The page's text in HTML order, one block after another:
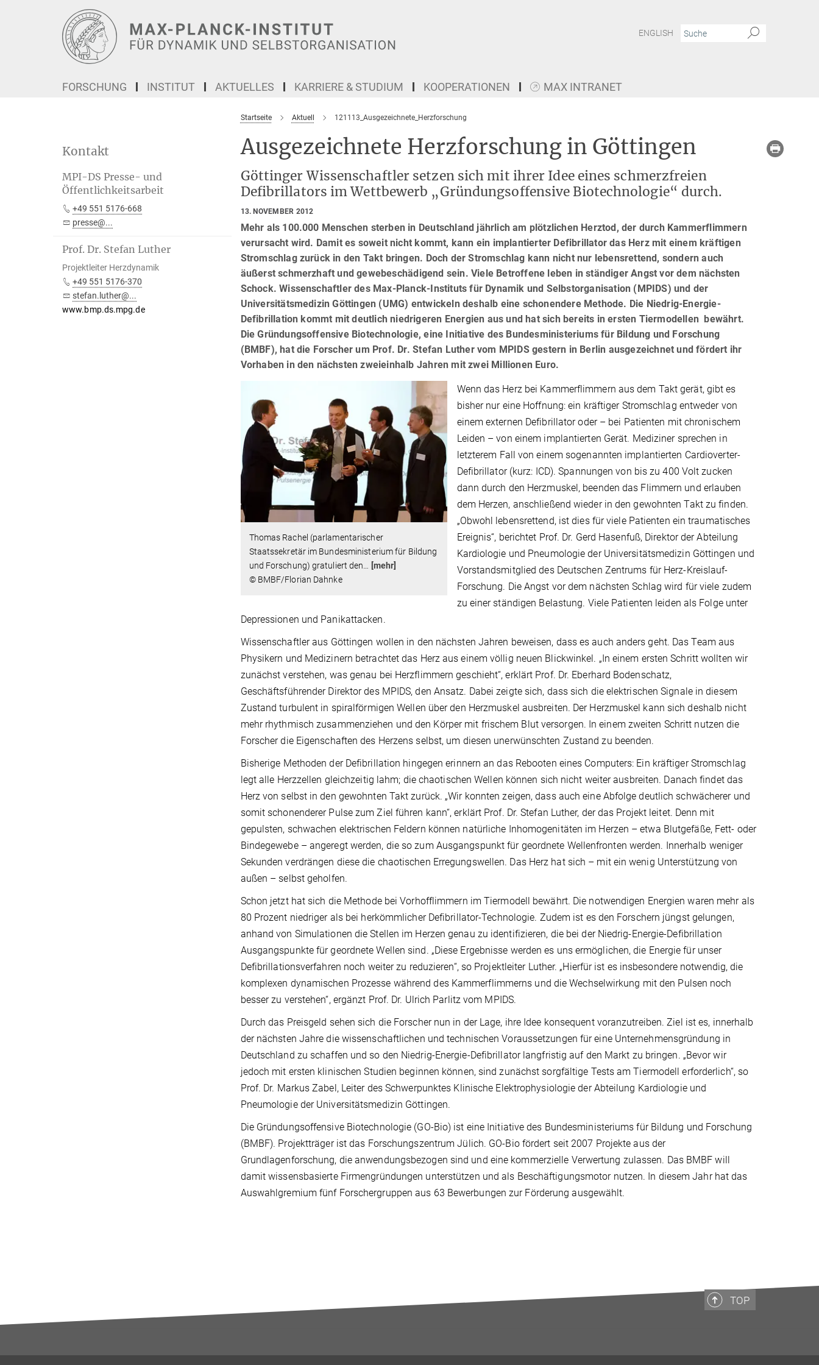
ENGLISH
FORSCHUNG INSTITUT AKTUELLES KARRIERE & STUDIUM KOOPERATIONEN MAX INTRANET
Startseite Aktuell 121113_Ausgezeichnete_Herzforschung
Ausgezeichnete Herzforschung in Göttingen
Göttinger Wissenschaftler setzen sich mit ihrer Idee eines schmerzfreien
Defibrillators im Wettbewerb „Gründungsoffensive Biotechnologie“ durch.
13. NOVEMBER 2012
Mehr als 100.000 Menschen sterben in Deutschland jährlich am plötzlichen Herztod, der durch Kammerflimmern
verursacht wird. Damit es soweit nicht kommt, kann ein implantierter Defibrillator das Herz mit einem kräftigen
Stromschlag zurück in den Takt bringen. Doch der Stromschlag kann nicht nur lebensrettend, sondern auch
äußerst schmerzhaft und gewebeschädigend sein. Viele Betroffene leben in ständiger Angst vor dem nächsten
Schock. Wissenschaftler des Max-Planck-Instituts für Dynamik und Selbstorganisation (MPIDS) und der
Universitätsmedizin Göttingen (UMG) entwickeln deshalb eine schonendere Methode. Die Niedrig-Energie-
Defibrillation kommt mit deutlich niedrigeren Energien aus und hat sich bereits in ersten Tiermodellen bewährt.
Die Gründungsoffensive Biotechnologie, eine Initiative des Bundesministeriums für Bildung und Forschung
(BMBF), hat die Forscher um Prof. Dr. Stefan Luther vom MPIDS gestern in Berlin ausgezeichnet und fördert ihr
Vorhaben in den nächsten zweieinhalb Jahren mit zwei Millionen Euro.
Thomas Rachel (parlamentarischer
Staatssekretär im Bundesministerium für Bildung
und Forschung) gratuliert den… [mehr]
© BMBF/Florian Dahnke
Wenn das Herz bei Kammerflimmern aus dem Takt gerät, gibt es
bisher nur eine Hoffnung: ein kräftiger Stromschlag entweder von
einem externen Defibrillator oder – bei Patienten mit chronischem
Leiden – von einem implantierten Gerät. Mediziner sprechen in
letzterem Fall von einem sogenannten implantierten Cardioverter-
Defibrillator (kurz: ICD). Spannungen von bis zu 400 Volt zucken
dann durch den Herzmuskel, beenden das Flimmern und erlauben
dem Herzen, anschließend wieder in den gewohnten Takt zu finden.
„Obwohl lebensrettend, ist dies für viele Patienten ein traumatisches
Ereignis“, berichtet Prof. Dr. Gerd Hasenfuß, Direktor der Abteilung
Kardiologie und Pneumologie der Universitätsmedizin Göttingen und
Vorstandsmitglied des Deutschen Zentrums für Herz-Kreislauf-
Forschung. Die Angst vor dem nächsten Schlag wird für viele zudem
zu einer ständigen Belastung. Viele Patienten leiden als Folge unter
Depressionen und Panikattacken.
Wissenschaftler aus Göttingen wollen in den nächsten Jahren beweisen, dass es auch anders geht. Das Team aus
Physikern und Medizinern betrachtet das Herz aus einem völlig neuen Blickwinkel. „In einem ersten Schritt wollten wir
zunächst verstehen, was genau bei Herzflimmern geschieht“, erklärt Prof. Dr. Eberhard Bodenschatz,
Geschäftsführender Direktor des MPIDS, den Ansatz. Dabei zeigte sich, dass sich die elektrischen Signale in diesem
Zustand turbulent in spiralförmigen Wellen über den Herzmuskel ausbreiten. Der Herzmuskel kann sich deshalb nicht
mehr rhythmisch zusammenziehen und den Körper mit frischem Blut versorgen. In einem zweiten Schritt nutzen die
Forscher die Eigenschaften des Herzens selbst, um diesen unerwünschten Zustand zu beenden.
Bisherige Methoden der Defibrillation hingegen erinnern an das Rebooten eines Computers: Ein kräftiger Stromschlag
legt alle Herzzellen gleichzeitig lahm; die chaotischen Wellen können sich nicht weiter ausbreiten. Danach findet das
Herz von selbst in den gewohnten Takt zurück. „Wir konnten zeigen, dass auch eine Abfolge deutlich schwächerer und
somit schonenderer Pulse zum Ziel führen kann“, erklärt Prof. Dr. Stefan Luther, der das Projekt leitet. Denn mit
gepulsten, schwachen elektrischen Feldern können natürliche Inhomogenitäten im Herzen – etwa Blutgefäße, Fett- oder
Bindegewebe – angeregt werden, die so zum Ausgangspunkt für geordnete Wellenfronten werden. Innerhalb weniger
Sekunden verdrängen diese die chaotischen Erregungswellen. Das Herz hat sich – mit ein wenig Unterstützung von
außen – selbst geholfen.
Schon jetzt hat sich die Methode bei Vorhofflimmern im Tiermodell bewährt. Die notwendigen Energien waren mehr als
80 Prozent niedriger als bei herkömmlicher Defibrillator-Technologie. Zudem ist es den Forschern jüngst gelungen,
anhand von Simulationen die Stellen im Herzen genau zu identifizieren, die bei der Niedrig-Energie-Defibrillation
Ausgangspunkte für geordnete Wellen sind. „Diese Ergebnisse werden es uns ermöglichen, die Energie für unser
Defibrillationsverfahren noch weiter zu reduzieren“, so Projektleiter Luther. „Hierfür ist es insbesondere notwendig, die
komplexen dynamischen Prozesse während des Kammerflimmerns und die Wechselwirkung mit den Pulsen noch
besser zu verstehen“, ergänzt Prof. Dr. Ulrich Parlitz vom MPIDS.
Durch das Preisgeld sehen sich die Forscher nun in der Lage, ihre Idee konsequent voranzutreiben. Ziel ist es, innerhalb
der nächsten Jahre die wissenschaftlichen und technischen Voraussetzungen für eine Unternehmensgründung in
Deutschland zu schaffen und so den Niedrig-Energie-Defibrillator langfristig auf den Markt zu bringen. „Bevor wir
jedoch mit ersten klinischen Studien beginnen können, sind zunächst sorgfältige Tests am Tiermodell erforderlich“, so
Prof. Dr. Markus Zabel, Leiter des Schwerpunktes Klinische Elektrophysiologie der Abteilung Kardiologie und
Pneumologie der Universitätsmedizin Göttingen.
Die Gründungsoffensive Biotechnologie (GO-Bio) ist eine Initiative des Bundesministeriums für Bildung und Forschung
(BMBF). Projektträger ist das Forschungszentrum Jülich. GO-Bio fördert seit 2007 Projekte aus der
Grundlagenforschung, die anwendungsbezogen sind und eine kommerzielle Verwertung zulassen. Das BMBF will
damit wissensbasierte Firmengründungen unterstützen und als Beschäftigungsmotor nutzen. In diesem Jahr hat das
Auswahlgremium fünf Forschergruppen aus 63 Bewerbungen zur Förderung ausgewählt.
Kontakt
MPI-DS Presse- und
Öffentlichkeitsarbeit
+49 551 5176-668
presse@...
Prof. Dr. Stefan Luther
Projektleiter Herzdynamik
+49 551 5176-370
stefan.luther@...
www.bmp.ds.mpg.de
TOP